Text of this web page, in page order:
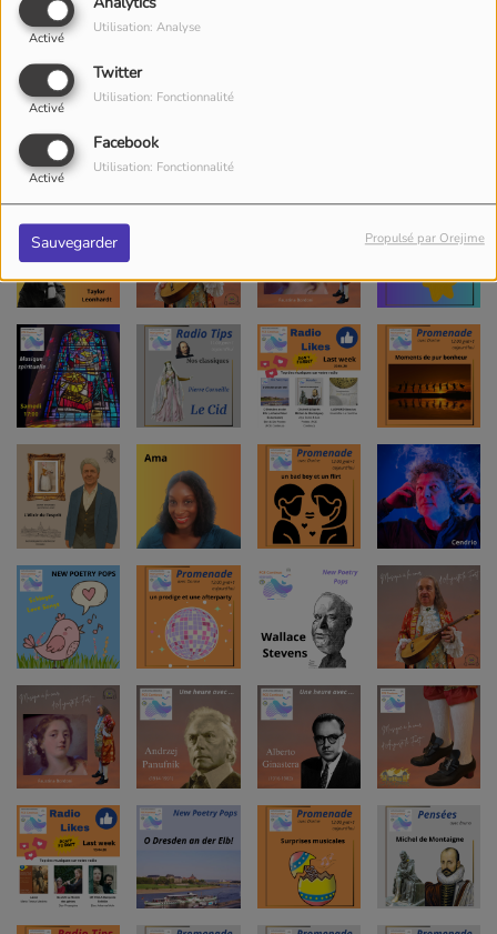
Activé
Utilisation: Analyse
Twitter
Activé
Utilisation: Fonctionnalité
Facebook
Activé
Utilisation: Fonctionnalité
Sauvegarder Propulsé par Orejime